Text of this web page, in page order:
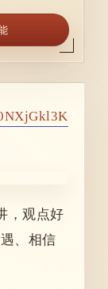
，观点好
、相信